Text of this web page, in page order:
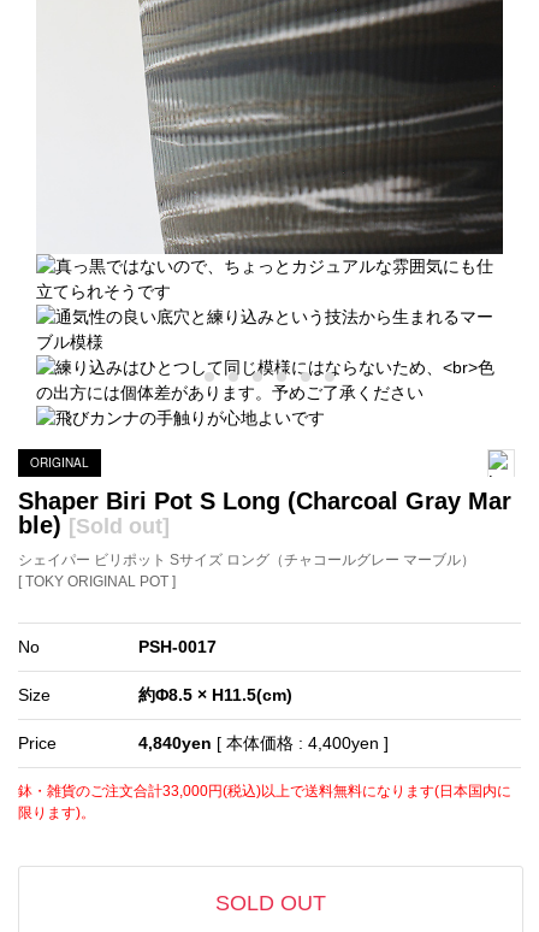
ORIGINAL
Shaper Biri Pot S Long (Charcoal Gray Mar
ble) [Sold out]
シェイパー ビリポット Sサイズ ロング（チャコールグレー マーブル）
[ TOKY ORIGINAL POT ]
No PSH-0017
Size 約Φ8.5 × H11.5(cm)
Price 4,840yen [ 本体価格 : 4,400yen ]
鉢・雑貨のご注文合計33,000円(税込)以上で送料無料になります(日本国内に
限ります)。
SOLD OUT